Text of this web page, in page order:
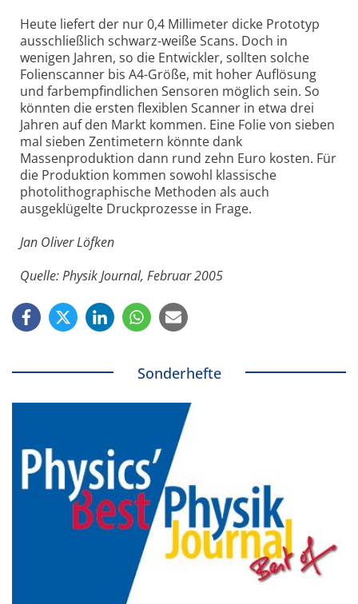
Heute liefert der nur 0,4 Millimeter dicke Prototyp
ausschließlich schwarz-weiße Scans. Doch in
wenigen Jahren, so die Entwickler, sollten solche
Folienscanner bis A4-Größe, mit hoher Auflösung
und farbempfindlichen Sensoren möglich sein. So
könnten die ersten flexiblen Scanner in etwa drei
Jahren auf den Markt kommen. Eine Folie von sieben
mal sieben Zentimetern könnte dank
Massenproduktion dann rund zehn Euro kosten. Für
die Produktion kommen sowohl klassische
photolithographische Methoden als auch
ausgeklügelte Druckprozesse in Frage.
Jan Oliver Löfken
Quelle: Physik Journal, Februar 2005
Sonderhefte